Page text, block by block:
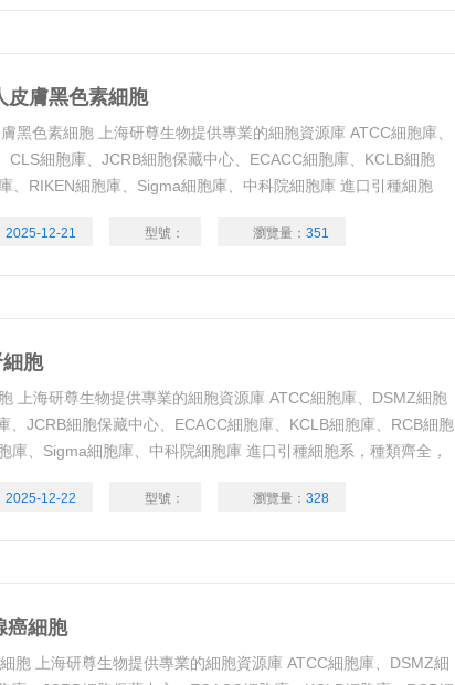
皮膚黑色素細胞
黑色素細胞 上海研尊生物提供專業的細胞資源庫 ATCC細胞庫、
CLS細胞庫、JCRB細胞保藏中心、ECACC細胞庫、KCLB細胞
、RIKEN細胞庫、Sigma細胞庫、中科院細胞庫 進口引種細胞
輕，活力好
2025-12-21 型號： 瀏覽量： 351
胞
上海研尊生物提供專業的細胞資源庫 ATCC細胞庫、DSMZ細胞
、JCRB細胞保藏中心、ECACC細胞庫、KCLB細胞庫、RCB細胞
庫、Sigma細胞庫、中科院細胞庫 進口引種細胞系，種類齊全，
2025-12-22 型號： 瀏覽量： 328
癌細胞
胞 上海研尊生物提供專業的細胞資源庫 ATCC細胞庫、DSMZ細